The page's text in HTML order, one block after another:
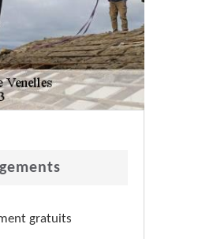
gratuits